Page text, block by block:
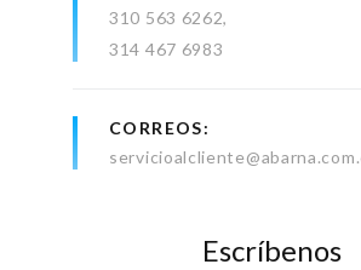
310 563 6262
314 467 6983
CORREOS
Escríbenos